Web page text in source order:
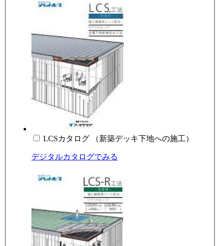
LCSカタログ （新築デッキ下地への施工）
デジタルカタログでみる